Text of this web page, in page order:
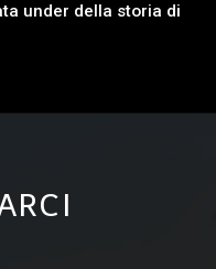
under della storia di